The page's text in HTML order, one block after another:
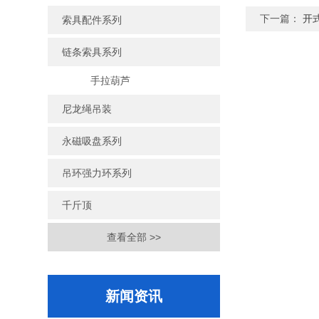
索具配件系列
链条索具系列
手拉葫芦
尼龙绳吊装
永磁吸盘系列
吊环强力环系列
千斤顶
查看全部 >>
新闻资讯
下一篇：开